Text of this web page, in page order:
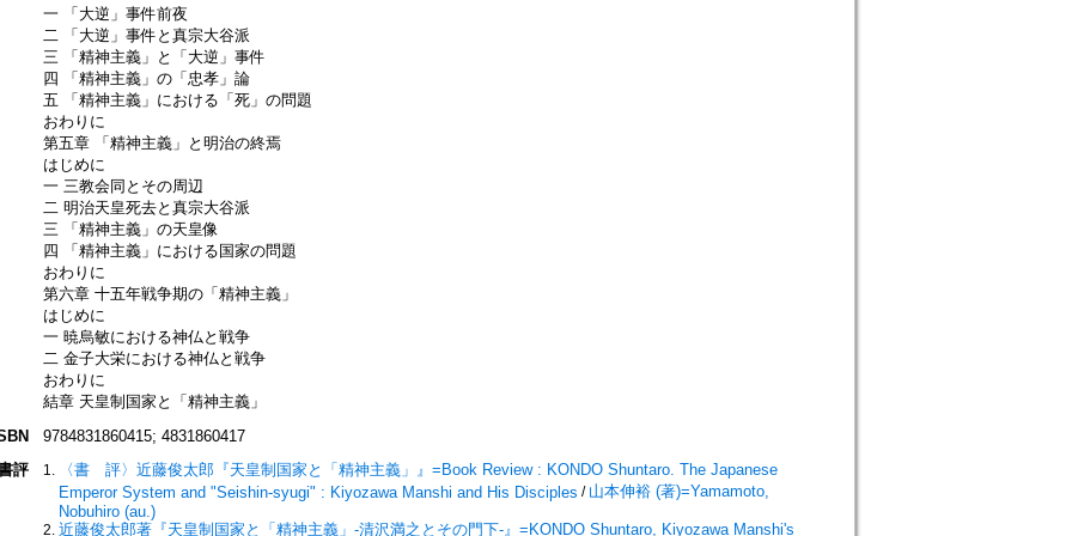
一 「大逆」事件前夜
二 「大逆」事件と真宗大谷派
三 「精神主義」と「大逆」事件
四 「精神主義」の「忠孝」論
五 「精神主義」における「死」の問題
おわりに
第五章 「精神主義」と明治の終焉
はじめに
一 三教会同とその周辺
二 明治天皇死去と真宗大谷派
三 「精神主義」の天皇像
四 「精神主義」における国家の問題
おわりに
第六章 十五年戦争期の「精神主義」
はじめに
一 暁烏敏における神仏と戦争
二 金子大栄における神仏と戦争
おわりに
結章 天皇制国家と「精神主義」
9784831860415; 4831860417
評
〈書 評〉近藤俊太郎『天皇制国家と「精神主義」』=Book Review : KONDO Shuntaro. The Japanese
Emperor System and "Seishin-syugi" : Kiyozawa Manshi and His Disciples / 山本伸裕 (著)=Yamamoto,
Nobuhiro (au.)
近藤俊太郎著『天皇制国家と「精神主義」-清沢満之とその門下-』=KONDO Shuntaro, Kiyozawa Manshi's